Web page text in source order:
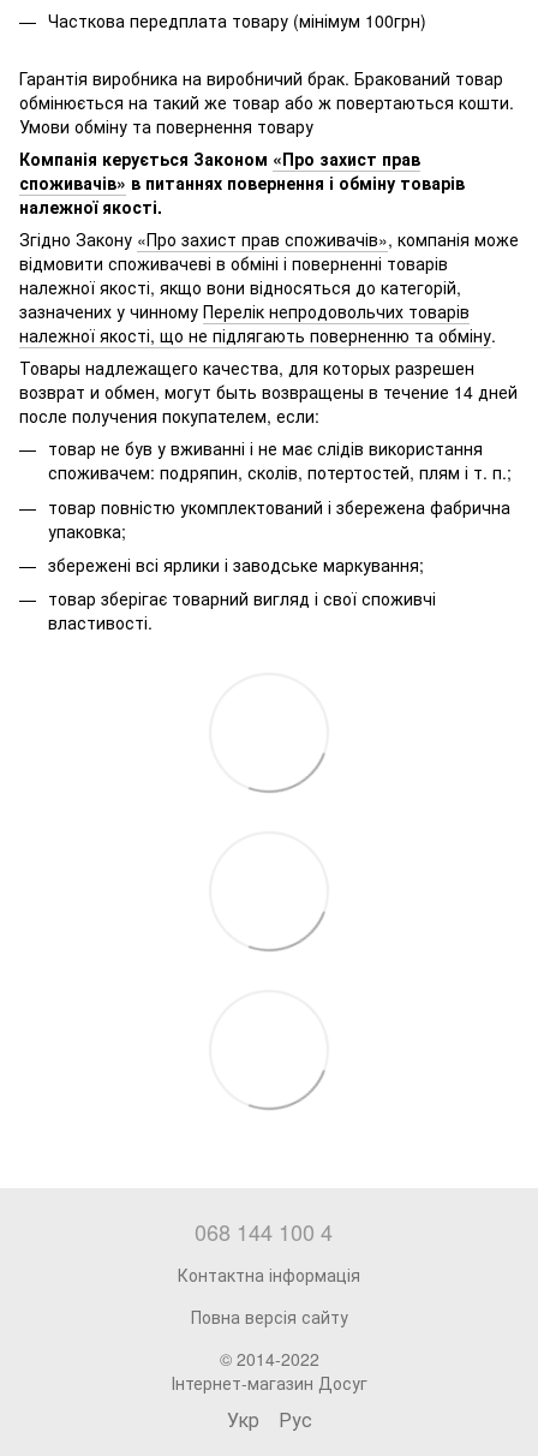
Часткова передплата товару (мінімум 100грн)
Гарантія виробника на виробничий брак. Бракований товар
обмінюється на такий же товар або ж повертаються кошти.
Умови обміну та повернення товару
Компанія керується Законом «Про захист прав
споживачів» в питаннях повернення і обміну товарів
належної якості.
Згідно Закону «Про захист прав споживачів», компанія може
відмовити споживачеві в обміні і поверненні товарів
належної якості, якщо вони відносяться до категорій,
зазначених у чинному Перелік непродовольчих товарів
належної якості, що не підлягають поверненню та обміну.
Товары надлежащего качества, для которых разрешен
возврат и обмен, могут быть возвращены в течение 14 дней
после получения покупателем, если:
товар не був у вживанні і не має слідів використання
споживачем: подряпин, сколів, потертостей, плям і т. п.;
товар повністю укомплектований і збережена фабрична
упаковка;
збережені всі ярлики і заводське маркування;
товар зберігає товарний вигляд і свої споживчі
властивості.
068 144 100 4
Контактна інформація
Повна версія сайту
© 2014-2022
Інтернет-магазин Досуг
Укр Рус